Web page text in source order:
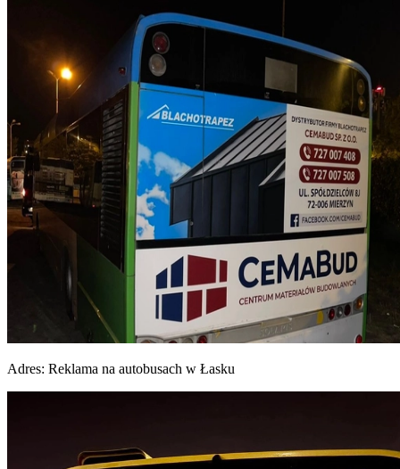
Adres: Reklama na autobusach w Łasku